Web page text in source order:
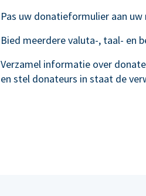
Pas uw donatieformulier aan
Bied meerdere valuta-, taal- en
Verzamel informatie over
en stel donateurs in staat de